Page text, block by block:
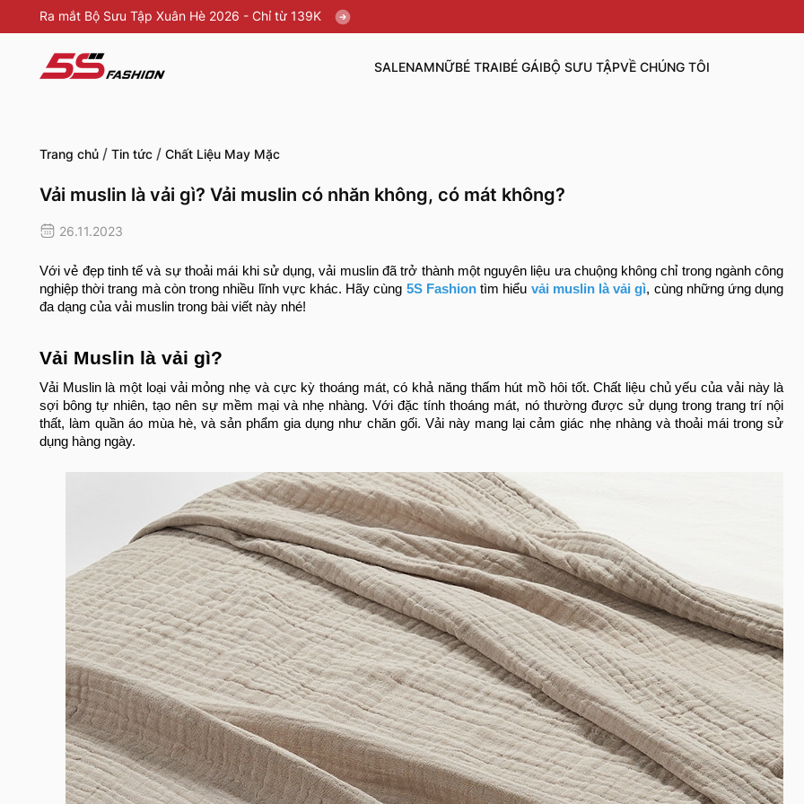
Ra mắt Bộ Sưu Tập Xuân Hè 2026 - Chỉ từ 139K
SALENAMNỮBÉ TRAIBÉ GÁIBỘ SƯU TẬPVỀ CHÚNG TÔI
Trang chủ / Tin tức / Chất Liệu May Mặc
Vải muslin là vải gì? Vải muslin có nhăn không, có mát không?
26.11.2023
Với vẻ đẹp tinh tế và sự thoải mái khi sử dụng, vải muslin đã trở thành một nguyên liệu ưa chuộng không chỉ trong ngành công
nghiệp thời trang mà còn trong nhiều lĩnh vực khác. Hãy cùng 5S Fashiontìm hiểu vải muslin là vải gì, cùng những ứng dụng
đa dạng của vải muslin trong bài viết này nhé!
Vải Muslin là vải gì?
Vải Muslin là một loại vải mỏng nhẹ và cực kỳ thoáng mát, có khả năng thấm hút mồ hôi tốt. Chất liệu chủ yếu của vải này là
sợi bông tự nhiên, tạo nên sự mềm mại và nhẹ nhàng. Với đặc tính thoáng mát, nó thường được sử dụng trong trang trí nội
thất, làm quần áo mùa hè, và sản phẩm gia dụng như chăn gối. Vải này mang lại cảm giác nhẹ nhàng và thoải mái trong sử
dụng hàng ngày.